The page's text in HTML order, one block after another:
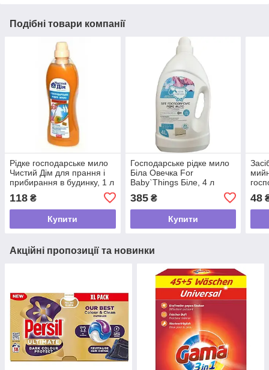
Подібні товари компанії
Рідке господарське мило
Чистий Дім для прання і
прибирання в будинку, 1 л
118 ₴
Купити
Господарське рідке мило
Біла Овечка For
Baby`Things Біле, 4 л
385₴
Купити
48
Акційні пропозиції та новинки